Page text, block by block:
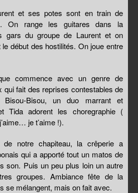
et ses potes sont en train de
On range les guitares dans la
gars du groupe de Laurent et on
début des hostilités. On joue entre
commence avec un genre de
qui fait des reprises contestables de
Bisou, un duo marrant et
Tida adorent les choregraphie (
je t’aime !).
notre chapiteau, la crêperie a
qui a apporté tout un matos de
son. Puis un peu plus loin un autre
groupes. Ambiance fête de la
se mélangent, mais on fait avec.